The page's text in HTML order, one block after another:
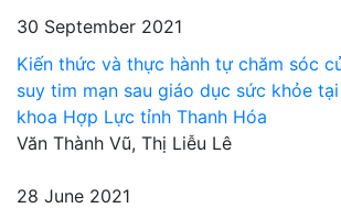
30 September 2021
Kiến thức và thực hành tự chăm sóc
suy tim mạn sau giáo dục sức khỏe
khoa Hợp Lực tỉnh Thanh Hóa
Văn Thành Vũ, Thị Liễu Lê
28 June 2021